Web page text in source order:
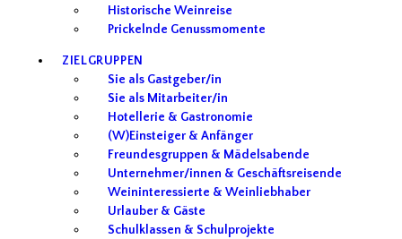
Historische Weinreise
Prickelnde Genussmomente
ZIELGRUPPEN
Sie als Gastgeber/in
Sie als Mitarbeiter/in
Hotellerie & Gastronomie
(W)Einsteiger & Anfänger
Freundesgruppen & Mädelsabende
Unternehmer/innen & Geschäftsreisende
Weininteressierte & Weinliebhaber
Urlauber & Gäste
Schulklassen & Schulprojekte